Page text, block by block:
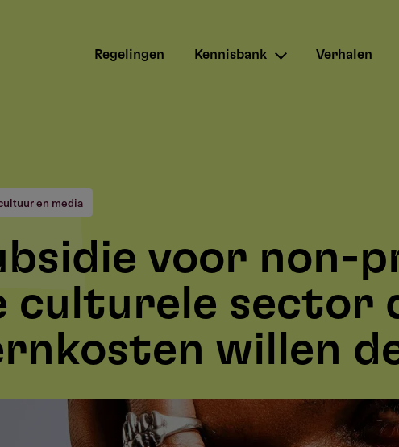
Regelingen Kennisbank Verhalen
en media
voor non-
culturele sector
willen